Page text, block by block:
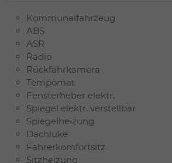
Kommunalfahrzeug
ABS
ASR
Radio
Rückfahrkamera
Tempomat
Fensterheber elektr.
Spiegel elektr. verstellbar
Spiegelheizung
Dachluke
Fahrerkomfortsitz
Sitzheizung